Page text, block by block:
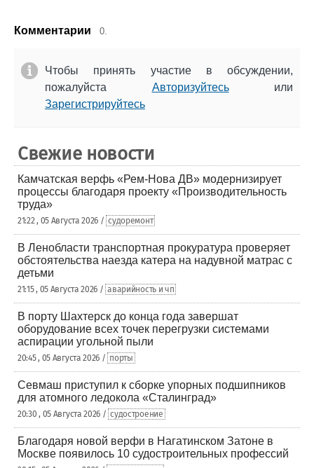
Комментарии 0.
Чтобы принять участие в обсуждении,
пожалуйста Авторизуйтесьили
Зарегистрируйтесь
Свежие новости
Камчатская верфь «Рем-Нова ДВ» модернизирует
процессы благодаря проекту «Производительность
труда»
21:22 , 05 Августа 2026 / судоремонт
В Ленобласти транспортная прокуратура проверяет
обстоятельства наезда катера на надувной матрас с
детьми
21:15 , 05 Августа 2026 / аварийность и чп
В порту Шахтерск до конца года завершат
оборудование всех точек перегрузки системами
аспирации угольной пыли
20:45 , 05 Августа 2026 / порты
Севмаш приступил к сборке упорных подшипников
для атомного ледокола «Сталинград»
20:30 , 05 Августа 2026 / судостроение
Благодаря новой верфи в Нагатинском Затоне в
Москве появилось 10 судостроительных профессий